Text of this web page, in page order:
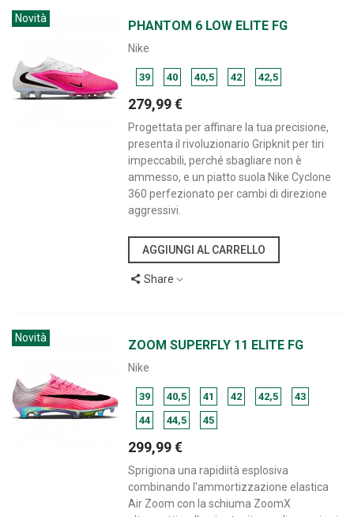
Novità PHANTOM 6 LOW ELITE FG
Nike
39 40 40,5 42 42,5
279,99 €
Progettata per affinare la tua precisione,
presenta il rivoluzionario Gripknit per tiri
impeccabili, perché sbagliare non è
ammesso, e un piatto suola Nike Cyclone
360 perfezionato per cambi di direzione
aggressivi.
AGGIUNGI AL CARRELLO
Share
Novità ZOOM SUPERFLY 11 ELITE FG
Nike
39 40,5 41 42 42,5
43
44
44,5 45
299,99 €
Sprigiona una rapidiità esplosiva
combinando l'ammortizzazione elastica
Air Zoom con la schiuma ZoomX